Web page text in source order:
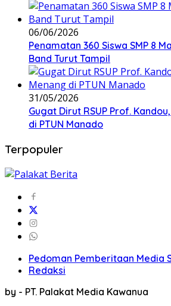
06/06/2026
Penamatan 360 Siswa SMP 8
Band Turut Tampil
31/05/2026
Gugat Dirut RSUP Prof.
di PTUN Manado
Terpopuler
Pedoman Pemberitaan Media
Redaksi
by - PT. Palakat Media Kawanua